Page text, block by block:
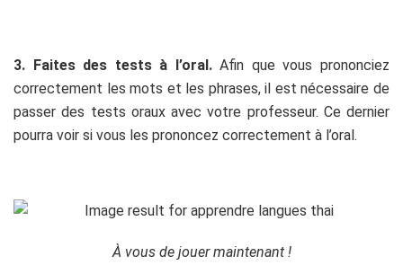
3. Faites des tests à l’oral.Afin que vous prononciez
correctement les mots et les phrases, il est nécessaire de
passer des tests oraux avec votre professeur. Ce dernier
pourra voir si vous les prononcez correctement à l’oral.
À vous de jouer maintenant !